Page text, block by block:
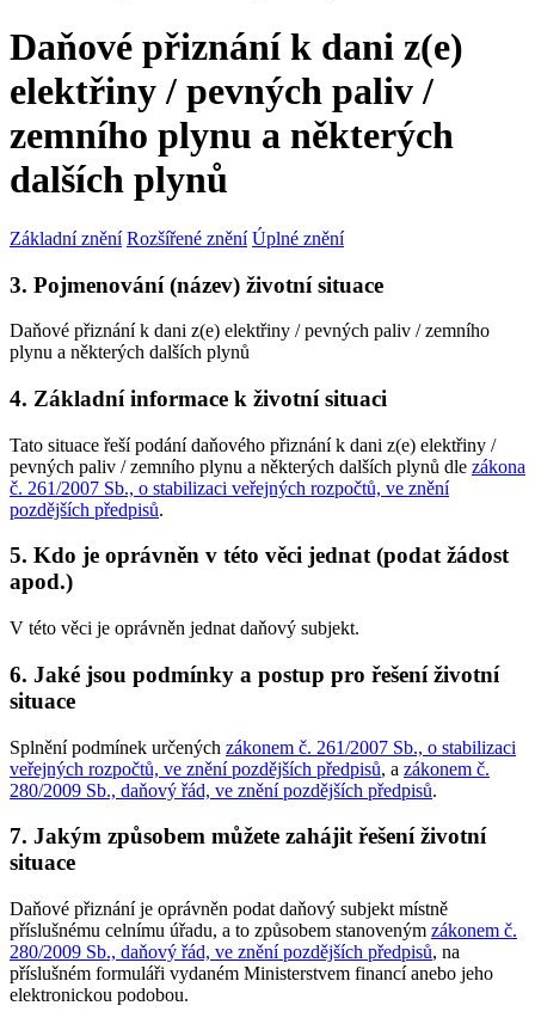
Daňové přiznání k dani z(e)
elektřiny / pevných paliv /
zemního plynu a některých
dalších plynů
Základní znění Rozšířené znění Úplné znění
3. Pojmenování (název) životní situace
Daňové přiznání k dani z(e) elektřiny / pevných paliv / zemního
plynu a některých dalších plynů
4. Základní informace k životní situaci
Tato situace řeší podání daňového přiznání k dani z(e) elektřiny /
pevných paliv / zemního plynu a některých dalších plynů dle zákona
č. 261/2007 Sb., o stabilizaci veřejných rozpočtů, ve znění
pozdějších předpisů.
5. Kdo je oprávněn v této věci jednat (podat žádost
apod.)
V této věci je oprávněn jednat daňový subjekt.
6. Jaké jsou podmínky a postup pro řešení životní
situace
Splnění podmínek určených zákonem č. 261/2007 Sb., o stabilizaci
veřejných rozpočtů, ve znění pozdějších předpisů, a zákonem č.
280/2009 Sb., daňový řád, ve znění pozdějších předpisů.
7. Jakým způsobem můžete zahájit řešení životní
situace
Daňové přiznání je oprávněn podat daňový subjekt místně
příslušnému celnímu úřadu, a to způsobem stanoveným zákonem č.
280/2009 Sb., daňový řád, ve znění pozdějších předpisů, na
příslušném formuláři vydaném Ministerstvem financí anebo jeho
elektronickou podobou.